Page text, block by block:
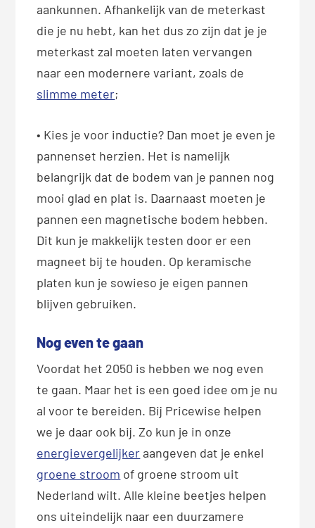
aankunnen. Afhankelijk van de meterkast
die je nu hebt, kan het dus zo zijn dat je je
meterkast zal moeten laten vervangen
naar een modernere variant, zoals de
slimme meter;
• Kies je voor inductie? Dan moet je even je
pannenset herzien. Het is namelijk
belangrijk dat de bodem van je pannen nog
mooi glad en plat is. Daarnaast moeten je
pannen een magnetische bodem hebben.
Dit kun je makkelijk testen door er een
magneet bij te houden. Op keramische
platen kun je sowieso je eigen pannen
blijven gebruiken.
Nog even te gaan
Voordat het 2050 is hebben we nog even
te gaan. Maar het is een goed idee om je nu
al voor te bereiden. Bij Pricewise helpen
we je daar ook bij. Zo kun je in onze
energievergelijker aangeven dat je enkel
groene stroom of groene stroom uit
Nederland wilt. Alle kleine beetjes helpen
ons uiteindelijk naar een duurzamere